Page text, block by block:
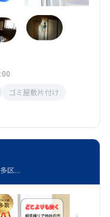
ゴミ屋敷片付け
区...